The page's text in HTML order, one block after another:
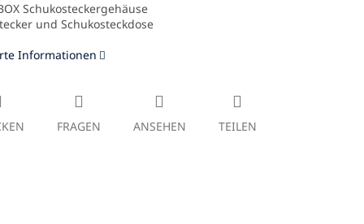
Schukosteckergehäuse
und Schukosteckdose
Informationen
FRAGEN ANSEHEN TEILEN